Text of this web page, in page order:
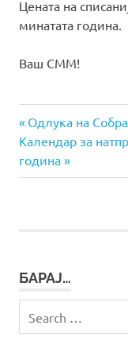
Цената на
минатата година.
Ваш СММ!
на
Previous
Post:
Одлука на
Next
Post:
Календар за
година
БАРАЈ…
for: